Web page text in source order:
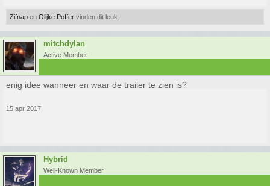
Zifnap en Olijke Poffer vinden dit leuk.
mitchdylan
Active Member
enig idee wanneer en waar de trailer te zien is?
15 apr 2017
Hybrid
Well-Known Member